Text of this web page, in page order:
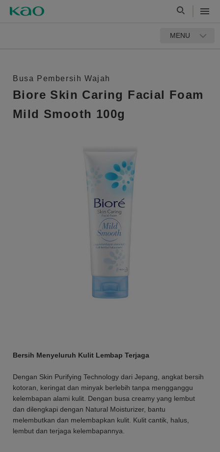
MENU
Busa Pembersih Wajah
Biore Skin Caring Facial Foam
Mild Smooth 100g
Bersih Menyeluruh Kulit Lembap Terjaga
Dengan Skin Purifying Technology dari Jepang, angkat bersih
kotoran, keringat dan minyak berlebih tanpa mengganggu
kelembapan alami kulit. Dengan busa creamy yang lembut
dan dilengkapi dengan Natural Moisturizer, bantu
melembutkan dan melembapkan kulit. Kulit cantik, halus,
lembut dan terjaga kelembapannya.